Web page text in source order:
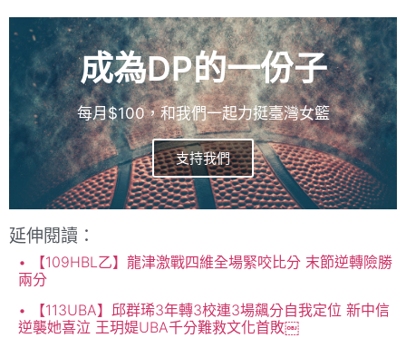
成為DP的一份子
每月$100，和我們一起力挺臺灣女籃
支持我們
延伸閱讀：
【109HBL乙】龍津激戰四維全場緊咬比分 末節逆轉險勝
兩分
【113UBA】邱群琋3年轉3校連3場飆分自我定位 新中信
逆襲她喜泣 王玥媞UBA千分難救文化首敗￼